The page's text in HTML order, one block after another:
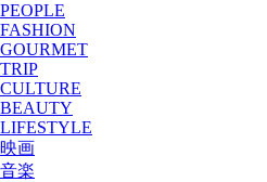
PEOPLE
FASHION
GOURMET
TRIP
CULTURE
BEAUTY
LIFESTYLE
映画
音楽